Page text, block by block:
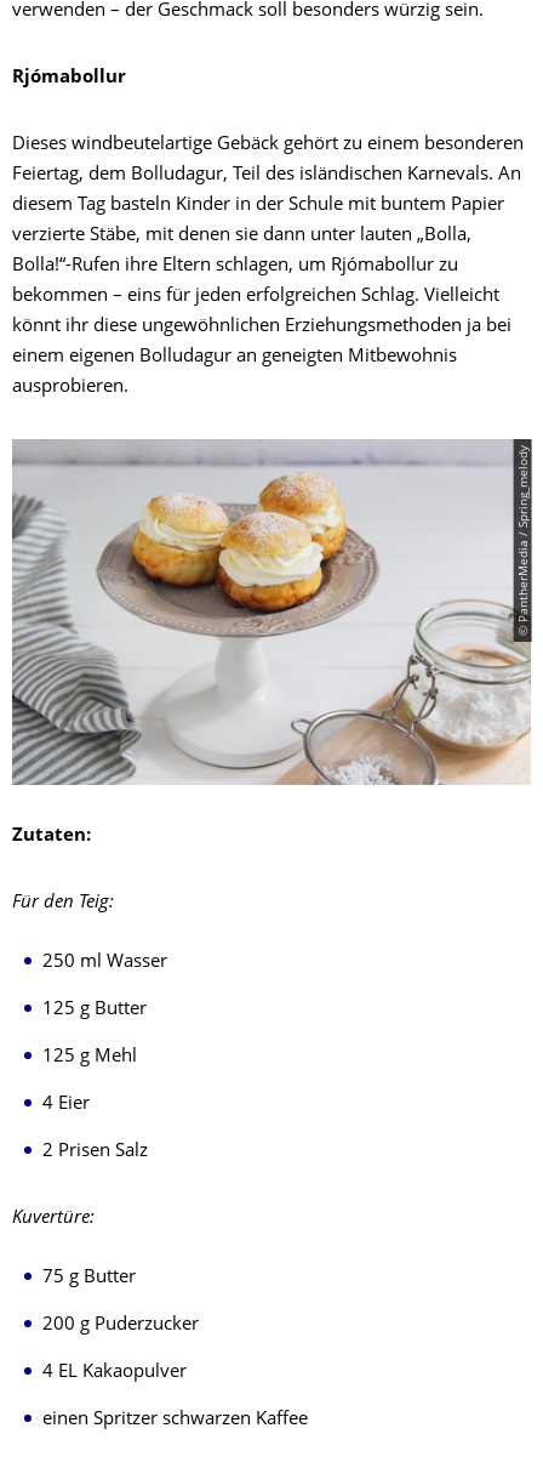
verwenden – der Geschmack soll besonders würzig sein.
Rjómabollur
Dieses windbeutelartige Gebäck gehört zu einem besonderen
Feiertag, dem Bolludagur, Teil des isländischen Karnevals. An
diesem Tag basteln Kinder in der Schule mit buntem Papier
verzierte Stäbe, mit denen sie dann unter lauten „Bolla,
Bolla!“-Rufen ihre Eltern schlagen, um Rjómabollur zu
bekommen – eins für jeden erfolgreichen Schlag. Vielleicht
könnt ihr diese ungewöhnlichen Erziehungsmethoden ja bei
einem eigenen Bolludagur an geneigten Mitbewohnis
ausprobieren.
© PantherMedia / Spring_melody
Zutaten:
Für den Teig:
250 ml Wasser
125 g Butter
125 g Mehl
4 Eier
2 Prisen Salz
Kuvertüre:
75 g Butter
200 g Puderzucker
4 EL Kakaopulver
einen Spritzer schwarzen Kaffee